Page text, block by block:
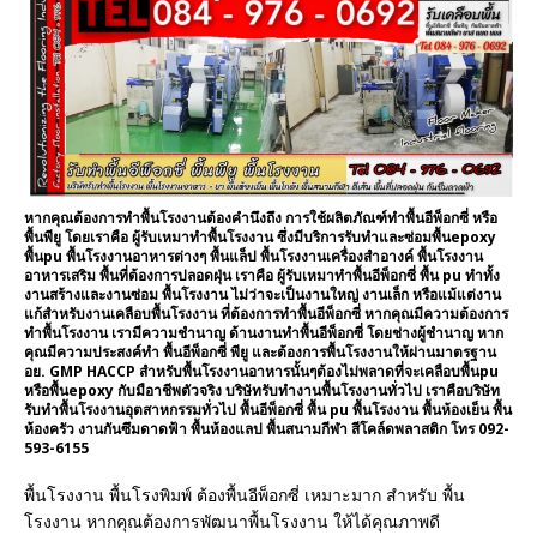
หากคุณต้องการทำพื้นโรงงานต้องคำนึงถึง การใช้ผลิตภัณฑ์ทำพื้นอีพ็อกซี่ หรือ
พื้นพียู โดยเราคือ ผู้รับเหมาทำพื้นโรงงาน ซึ่งมีบริการรับทำและซ่อมพื้นepoxy
พื้นpu พื้นโรงงานอาหารต่างๆ พื้นแล็ป พื้นโรงงานเครื่องสำอางค์ พื้นโรงงาน
อาหารเสริม พื้นที่ต้องการปลอดฝุ่น เราคือ ผู้รับเหมาทำพื้นอีพ็อกซี่ พื้น pu ทำทั้ง
งานสร้างและงานซ่อม พื้นโรงงาน ไม่ว่าจะเป็นงานใหญ่ งานเล็ก หรือแม้แต่งาน
แก้สำหรับงานเคลือบพื้นโรงงาน ที่ต้องการทำพื้นอีพ็อกซี่ หากคุณมีความต้องการ
ทำพื้นโรงงาน เรามีความชำนาญ ด้านงานทำพื้นอีพ็อกซี่ โดยช่างผู้ชำนาญ หาก
คุณมีความประสงค์ทำ พื้นอีพ็อกซี่ พียู และต้องการพื้นโรงงานให้ผ่านมาตรฐาน
อย. GMP HACCP สำหรับพื้นโรงงานอาหารนั้นๆต้องไม่พลาดที่จะเคลือบพื้นpu
หรือพื้นepoxy กับมือาชีพตัวจริง บริษัทรับทำงานพื้นโรงงานทั่วไป เราคือบริษัท
รับทำพื้นโรงงานอุตสาหกรรมทั่วไป พื้นอีพ็อกซี่ พื้น pu พื้นโรงงาน พื้นห้องเย็น พื้น
ห้องครัว งานกันซึมดาดฟ้า พื้นห้องแลป พื้นสนามกีฬา สีโคล์ดพลาสติก โทร 092-
593-6155
พื้นโรงงาน พื้นโรงพิมพ์ ต้องพื้นอีพ็อกซี่ เหมาะมาก สำหรับ พื้น
โรงงาน หากคุณต้องการพัฒนาพื้นโรงงาน ให้ได้คุณภาพดี